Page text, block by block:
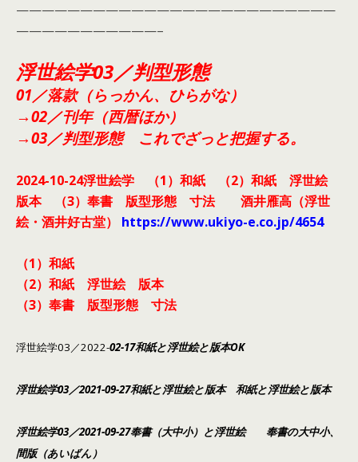
—————————————————————————
———————————–
浮世絵学03／判型形態
01／落款（らっかん、ひらがな）
→02／刊年（西暦ほか）
→03／判型形態 これでざっと把握する。
2024-10-24浮世絵学 （1）和紙 （2）和紙 浮世絵
版本 （3）奉書 版型形態 寸法 酒井雁高（浮世
絵・酒井好古堂）
https://www.ukiyo-e.co.jp/4654
（1）和紙
（2）和紙 浮世絵 版本
（3）奉書 版型形態 寸法
浮世絵学03／2022-02-17和紙と浮世絵と版本OK
浮世絵学03／2021-09-27和紙と浮世絵と版本 和紙と浮世絵と版本
浮世絵学03／2021-09-27奉書（大中小）と浮世絵奉書の大中小、
間版（あいばん）